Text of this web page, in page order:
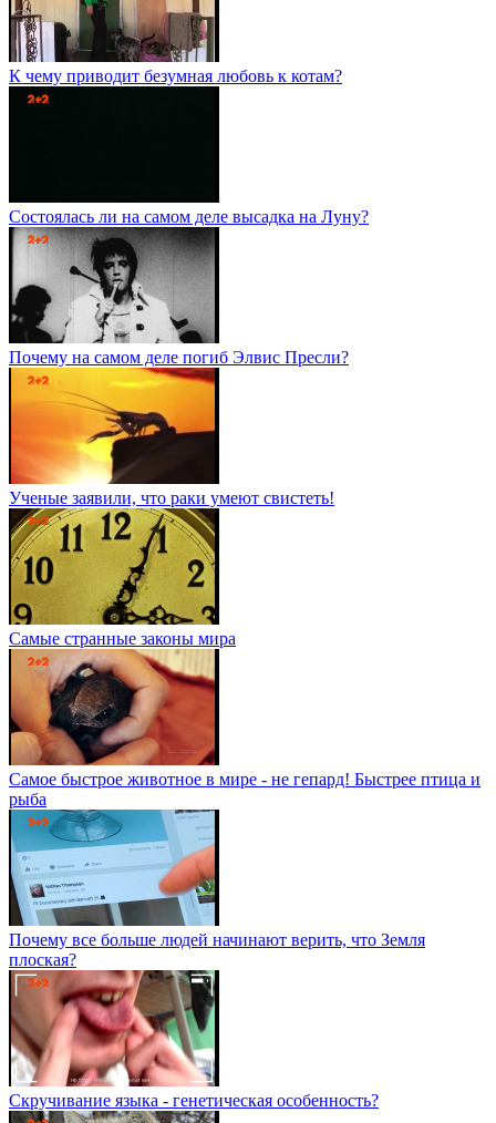
К чему приводит безумная любовь к котам?
Состоялась ли на самом деле высадка на Луну?
Почему на самом деле погиб Элвис Пресли?
Ученые заявили, что раки умеют свистеть!
Самые странные законы мира
Самое быстрое животное в мире - не гепард! Быстрее птица и
рыба
Почему все больше людей начинают верить, что Земля
плоская?
Скручивание языка - генетическая особенность?